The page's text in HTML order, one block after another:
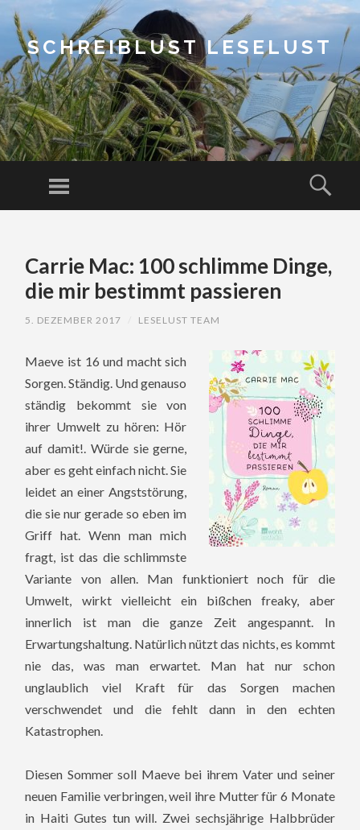
SCHREIBLUST LESELUST
Menu
CONTENTCarrie Mac: 100 schlimme Dinge,
die mir bestimmt passieren
5. DEZEMBER 2017 LESELUST TEAM
Maeve ist 16 und macht sich
Sorgen. Ständig. Und genauso
ständig bekommt sie von
ihrer Umwelt zu hören: Hör
auf damit!. Würde sie gerne,
aber es geht einfach nicht. Sie
leidet an einer Angststörung,
die sie nur gerade so eben im
Griff hat. Wenn man mich
fragt, ist das die schlimmste
Variante von allen. Man funktioniert noch für die
Umwelt, wirkt vielleicht ein bißchen freaky, aber
innerlich ist man die ganze Zeit angespannt. In
Erwartungshaltung. Natürlich nützt das nichts, es kommt
nie das, was man erwartet. Man hat nur schon
unglaublich viel Kraft für das Sorgen machen
verschwendet und die fehlt dann in den echten
Katastrophen.
Diesen Sommer soll Maeve bei ihrem Vater und seiner
neuen Familie verbringen, weil ihre Mutter für 6 Monate
in Haiti Gutes tun will. Zwei sechsjährige Halbbrüder